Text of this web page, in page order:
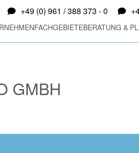
+49 (0) 961 / 388 373 - 0
FACHGEBIETEBERATUNG &
GMBH